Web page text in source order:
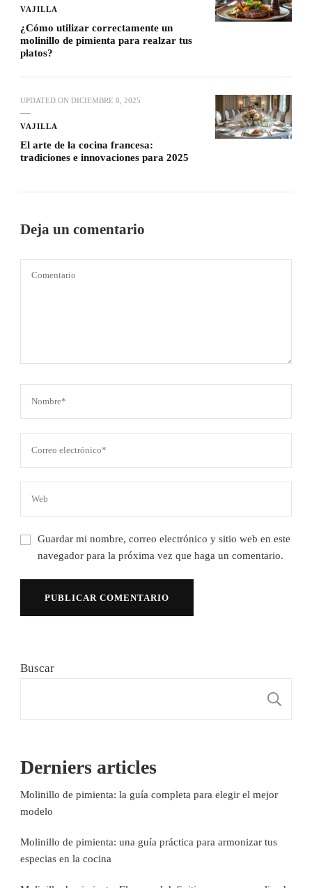
VAJILLA
¿Cómo utilizar correctamente un
molinillo de pimienta para realzar tus
platos?
UPDATED ON DICIEMBRE 8, 2025
VAJILLA
El arte de la cocina francesa:
tradiciones e innovaciones para 2025
Deja un comentario
Guardar mi nombre, correo electrónico y sitio web en este
navegador para la próxima vez que haga un comentario.
Buscar
Derniers articles
Molinillo de pimienta: la guía completa para elegir el mejor
modelo
Molinillo de pimienta: una guía práctica para armonizar tus
especias en la cocina